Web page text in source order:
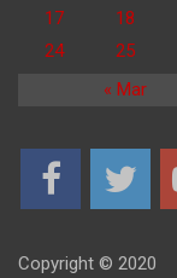
« Mar
17
18
24
25
Copyright © 2020